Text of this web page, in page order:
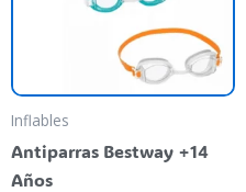
Inflables
Antiparras Bestway +14
Años
se